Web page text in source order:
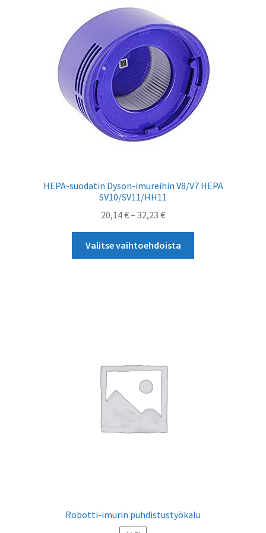
tuotteen
sivulla.
HEPA-suodatin Dyson-imureihin V8/V7 HEPA
SV10/SV11/HH11
20,14€– 32,23 €Hintaluokka:
20,14 €
-
32,23 €
Valitse vaihtoehdoista
Robotti-imurin puhdistustyökalu